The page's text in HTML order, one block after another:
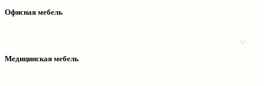
Офисная мебель
Надстройки
Медицинская мебель